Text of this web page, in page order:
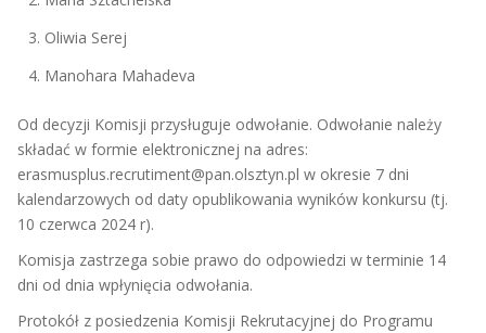
Oliwia Serej
Manohara Mahadeva
Od decyzji Komisji przysługuje odwołanie. Odwołanie należy
składać w formie elektronicznej na adres:
erasmusplus.recrutiment@pan.olsztyn.pl w okresie 7 dni
kalendarzowych od daty opublikowania wyników konkursu (tj.
10 czerwca 2024 r).
Komisja zastrzega sobie prawo do odpowiedzi w terminie 14
dni od dnia wpłynięcia odwołania.
Protokół z posiedzenia Komisji Rekrutacyjnej do Programu